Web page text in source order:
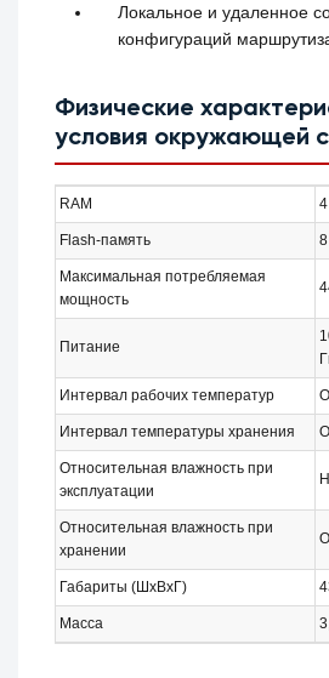
Локальное и удаленное
конфигураций
Физические
условия окружающей
RAM
Flash-память
Максимальная потребляемая
мощность
Питание
Интервал рабочих температур
Интервал температуры хранения
Относительная влажность при
эксплуатации
Относительная влажность при
хранении
Габариты (ШxВxГ)
Масса